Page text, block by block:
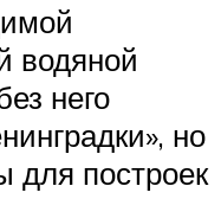
водяной
него
но
построек